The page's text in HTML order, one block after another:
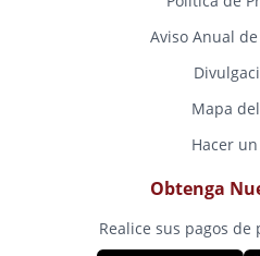
Aviso Anual
Mapa
Hacer un
Obtenga
Realice sus pagos